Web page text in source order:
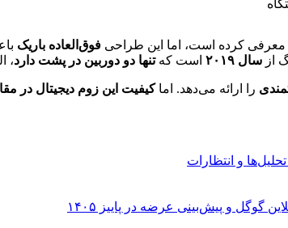
معرفی کرده است، اما این طراحی فوق‌العاده باریک
از سال ۲۰۱۹ است کهتنها دو دوربین در پشت دارد،
را ارائه می‌دهد. اماکیفیت این زوم دیجیتال در مقایسه با زوم اپتیکال